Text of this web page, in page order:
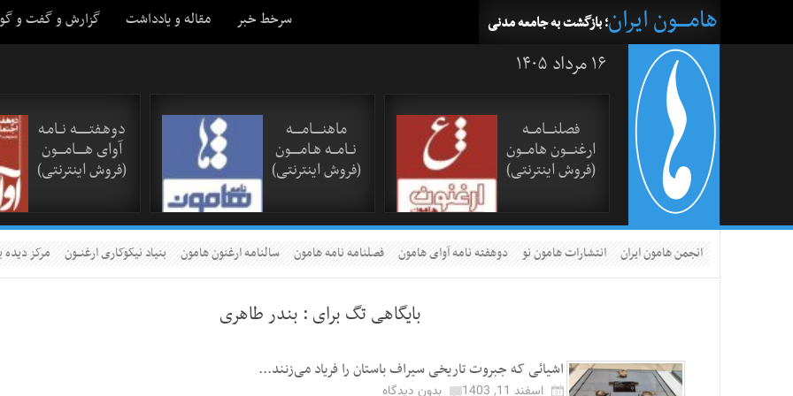
سرخط خبر مقاله و یادداشت گزارش و گفت و گو هامــــون ایران؛ بازگشت به جامعه مدنی
۱۶ مرداد ۱۴۰۵
فصلنــــامـــه
ارغنــــون هامـــون
(فروش اینترنتی)
ماهنـــــامـــــه
نــامـــه هـامـــــون
(فروش اینترنتی)
دوهـفتـــــــه نــامـه
آوای هـــــامــــون
(فروش اینترنتی)
انجمن هامون ایران انتشارات هامون نو دوهفته نامه آوای هامون فصلنامه نامه هامون سالنامه ارغنون هامون بنیاد نیکوکاری ارغنــون مرکز
بایگاهی تگ برای : بندر طاهری
اشیائی که جبروت تاریخی سیراف باستان را فریاد می‌زنند...
اسفند 11, 1403
بدون دیدگاه